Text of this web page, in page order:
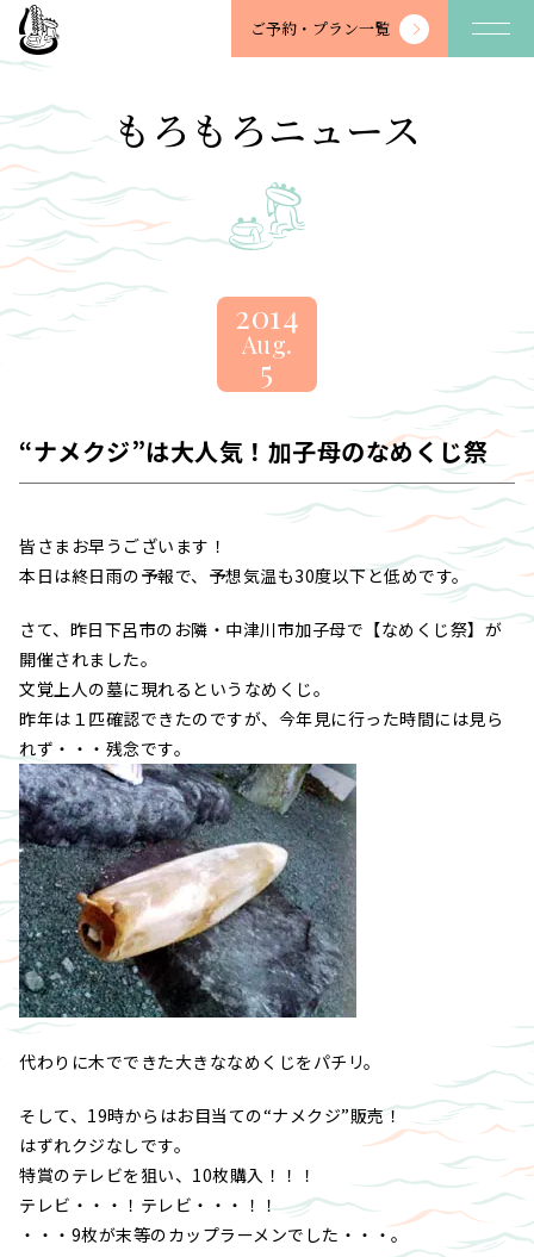
望
川
-
BOSENKAN
ご予約・ プラン一覧
もろもろニュース
2014
Aug.
5
“ナメクジ”は大人気！加子母のなめくじ祭
皆さまお早うございます！
本日は終日雨の予報で、予想気温も30度以下と低めです。
さて、昨日下呂市のお隣・中津川市加子母で【なめくじ祭】が
開催されました。
文覚上人の墓に現れるというなめくじ。
昨年は１匹確認できたのですが、今年見に行った時間には見ら
れず・・・残念です。
代わりに木でできた大きななめくじをパチリ。
そして、19時からはお目当ての“ナメクジ”販売！
はずれクジなしです。
特賞のテレビを狙い、10枚購入！！！
テレビ・・・！テレビ・・・！！
・・・9枚が末等のカップラーメンでした・・・。